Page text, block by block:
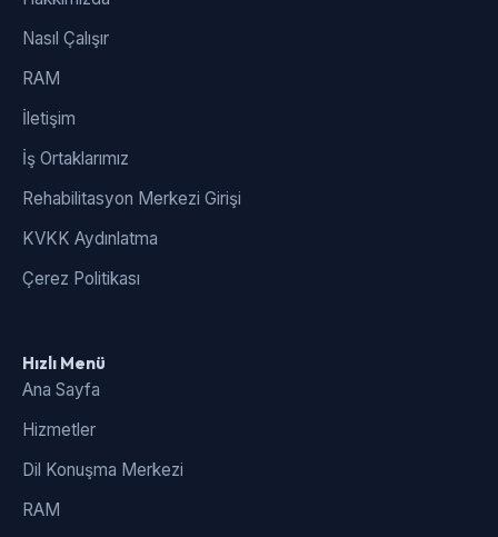
Nasıl Çalışır
RAM
İletişim
İş Ortaklarımız
Rehabilitasyon Merkezi Girişi
KVKK Aydınlatma
Çerez Politikası
Hızlı Menü
Ana Sayfa
Hizmetler
Dil Konuşma Merkezi
RAM